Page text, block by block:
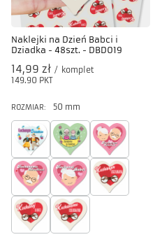
Naklejki na Dzień Babci i
Dziadka - 48szt. - DBD019
14,99 zł / komplet
149.90 PKT
ROZMIAR: 50 mm